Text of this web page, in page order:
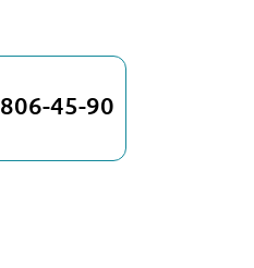
806-45-90